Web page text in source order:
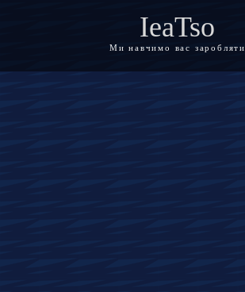
IeaTso
Ми навчимо вас заробляти